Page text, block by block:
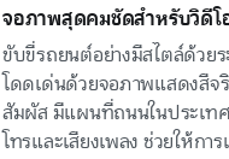
จอภาพสุดคมชัดสำหรับวิดีโ
ขับขี่รถยนต์อย่างมีสไตล์ด้วย
โดดเด่นด้วยจอภาพแสดงสีจ
สัมผัส มีแผนที่ถนนในประเท
โทรและเสียงเพลง ช่วยให้ก